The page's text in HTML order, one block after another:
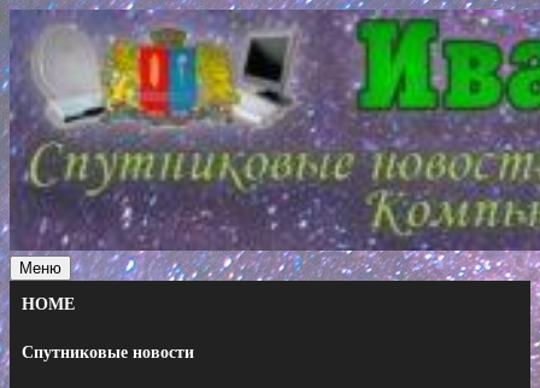
Перейти
к
содержимому
Меню
HOME
Спутниковые новости